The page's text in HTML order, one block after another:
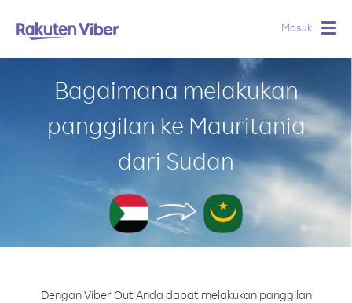
Masuk
Bagaimana melakukan
panggilan ke Mauritania
dari Sudan
Dengan Viber Out Anda dapat melakukan panggilan